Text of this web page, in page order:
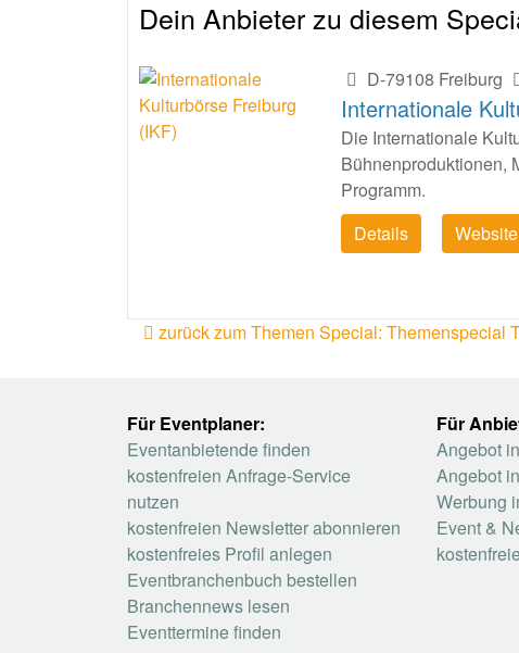
Dein Anbieter zu diesem
D-79108 Freiburg
Internationale
Die Internationale
Bühnenproduktionen,
Programm.
Details
Website
zurück zum Themen Special: Themenspecial
Für Eventplaner:
Eventanbietende finden
kostenfreien Anfrage-Service
nutzen
kostenfreien Newsletter abonnieren
kostenfreies Profil anlegen
Eventbranchenbuch bestellen
Branchennews lesen
Eventtermine finden
Für
Angebot
Angebot
Werbung
Event &